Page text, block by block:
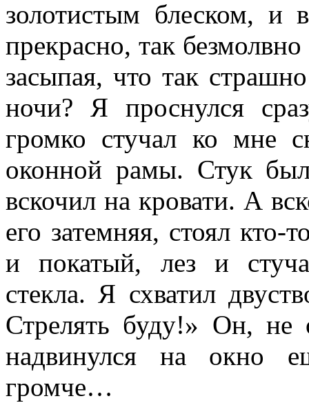
золотистым блеском, и
прекрасно, так
засыпая, что так
ночи? Я проснулся
громко стучал ко мне
оконной рамы. Стук
вскочил на кровати. А
его затемняя, стоял
и покатый, лез и
стекла. Я схватил
Стрелять буду!» Он, не
надвинулся на окно
громче…